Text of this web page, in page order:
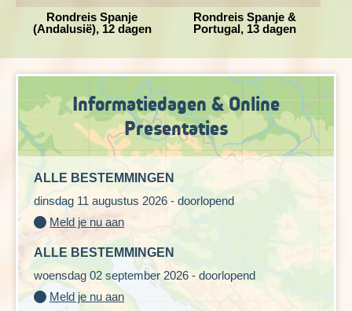
Rondreis Spanje
(Andalusië), 12 dagen
Rondreis Spanje &
Portugal, 13 dagen
Informatiedagen & Online
Presentaties
ALLE BESTEMMINGEN
dinsdag 11 augustus 2026 - doorlopend
Meld je nu aan
ALLE BESTEMMINGEN
woensdag 02 september 2026 - doorlopend
Meld je nu aan